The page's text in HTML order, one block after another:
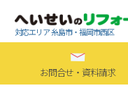
対応エリア 糸島市・福岡市西区
お問合せ・資料請求